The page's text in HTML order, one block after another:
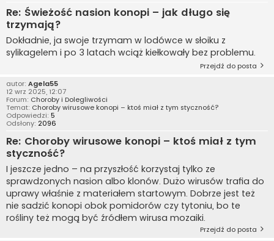
Re: Świeżość nasion konopi – jak długo się
trzymają?
Dokładnie, ja swoje trzymam w lodówce w słoiku z
sylikagelem i po 3 latach wciąż kiełkowały bez problemu.
Przejdź do posta
autor: Agela55
12 wrz 2025, 12:07
Forum: Choroby i Dolegliwości
Temat: Choroby wirusowe konopi – ktoś miał z tym styczność?
Odpowiedzi: 5
Odsłony: 2096
Re: Choroby wirusowe konopi – ktoś miał z tym
styczność?
I jeszcze jedno – na przyszłość korzystaj tylko ze
sprawdzonych nasion albo klonów. Dużo wirusów trafia do
uprawy właśnie z materiałem startowym. Dobrze jest też
nie sadzić konopi obok pomidorów czy tytoniu, bo te
rośliny też mogą być źródłem wirusa mozaiki.
Przejdź do posta